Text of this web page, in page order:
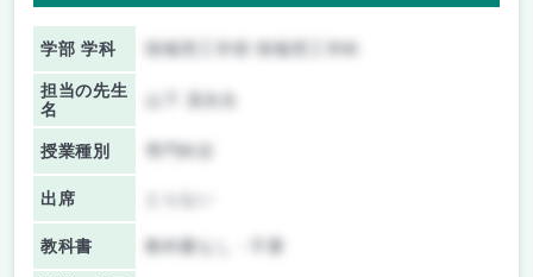
学部 学科 情報理工学部 情報理工学科
担当の先生
名
授業種別
出席
教科書 教科書なし・不要